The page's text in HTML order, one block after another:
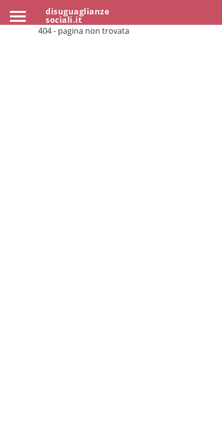
disuguaglianze
sociali.it
404 - pagina non trovata